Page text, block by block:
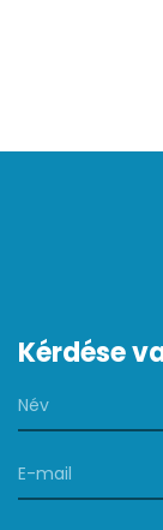
Kérdése